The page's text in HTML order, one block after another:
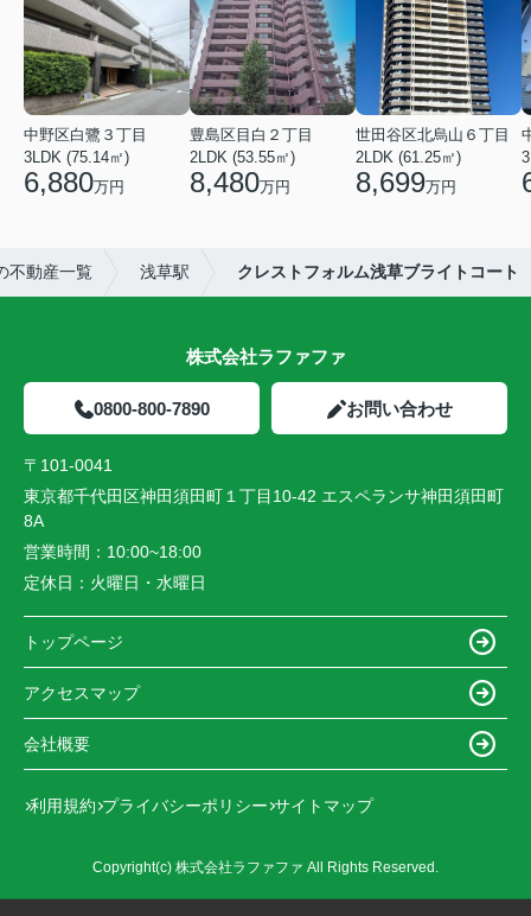
中野区白鷺３丁目
3LDK (75.14㎡)
6,880万円
豊島区目白２丁目
2LDK (53.55㎡)
8,480万円
世田谷区北烏山６丁目
2LDK (61.25㎡)
8,699万円
不動産一覧 浅草駅 クレストフォルム浅草ブライトコート
株式会社ラファファ
0800-800-7890 お問い合わせ
〒101-0041
東京都千代田区神田須田町１丁目10-42 エスペランサ神田須田町
8A
営業時間： 10:00~18:00
定休日： 火曜日・水曜日
トップページ
アクセスマップ
会社概要
利用規約 プライバシーポリシー サイトマップ
Copyright(c) 株式会社ラファファ All Rights Reserved.